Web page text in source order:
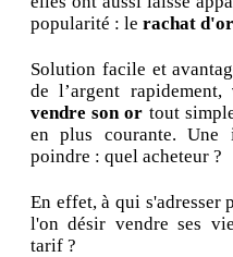
popularité : le rachat d'or
Solution facile et
de l’argent rapidement,
vendre son or tout
en plus courante. Une
poindre : quel acheteur ?
En effet, à qui
l'on désir vendre ses
tarif ?